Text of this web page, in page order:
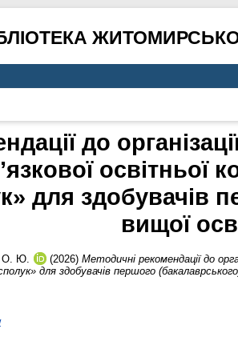
до
освітньої
для здобувачів
вищої
О. Ю. (2026) Методичні рекомендації до
для здобувачів першого